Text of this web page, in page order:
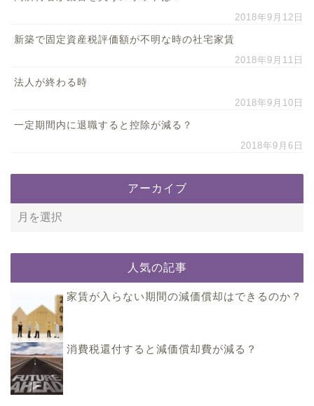
2018年9月12日
新築で固定資産税評価額が不明な時の社宅家賃
2018年9月11日
法人が終わる時
2018年9月10日
一定期間内に退職すると控除が減る？
2018年9月6日
アーカイブ
人気の記事
家賃が入らない期間の減価償却はできるのか？
消費税還付すると減価償却費が減る？